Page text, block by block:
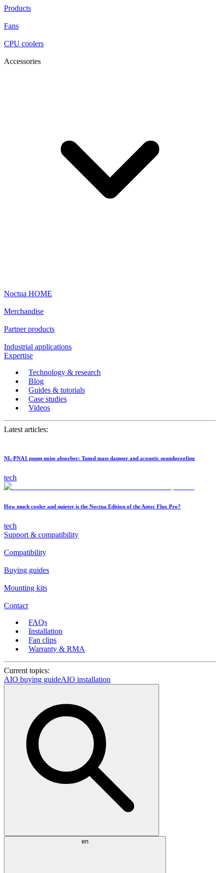
Products
Fans
CPU coolers
Accessories
Noctua HOME
Merchandise
Partner products
Industrial applications
Expertise
Technology & research
Blog
Guides & tutorials
Case studies
Videos
Latest articles:
NL-PNA1 pump noise absorber: Tuned mass damper and acoustic soundproofing
tech
How much cooler and quieter is the Noctua Edition of the Antec Flux Pro?
tech
Support & compatibility
Compatibility
Buying guides
Mounting kits
Contact
FAQs
Installation
Fan clips
Warranty & RMA
Current topics:
AIO buying guideAIO installation
en